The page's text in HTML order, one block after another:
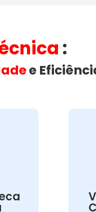
​:
e
no
e a
e